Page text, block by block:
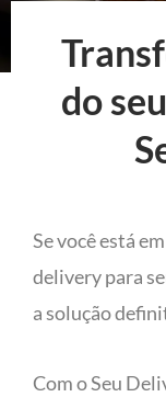
do
Se você está
delivery para
a solução
Com o Seu